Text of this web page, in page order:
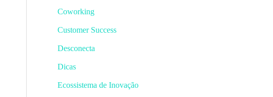
Coworking
Customer Success
Desconecta
Dicas
Ecossistema de Inovação